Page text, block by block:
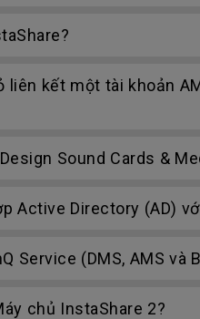
kết một tài khoản
Sound Cards &
Active Directory (AD)
Service (DMS, AMS và
chủ InstaShare 2?